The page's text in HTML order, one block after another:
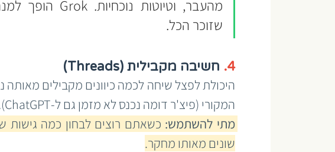
שזוכר הכל.
4. חשיבה מקבילית (Threads)
המקורי (פיצ'ר דומה נכנס לא מזמן גם ל-ChatGPT).
מתי להשתמש:
שונים מאותו מחקר.